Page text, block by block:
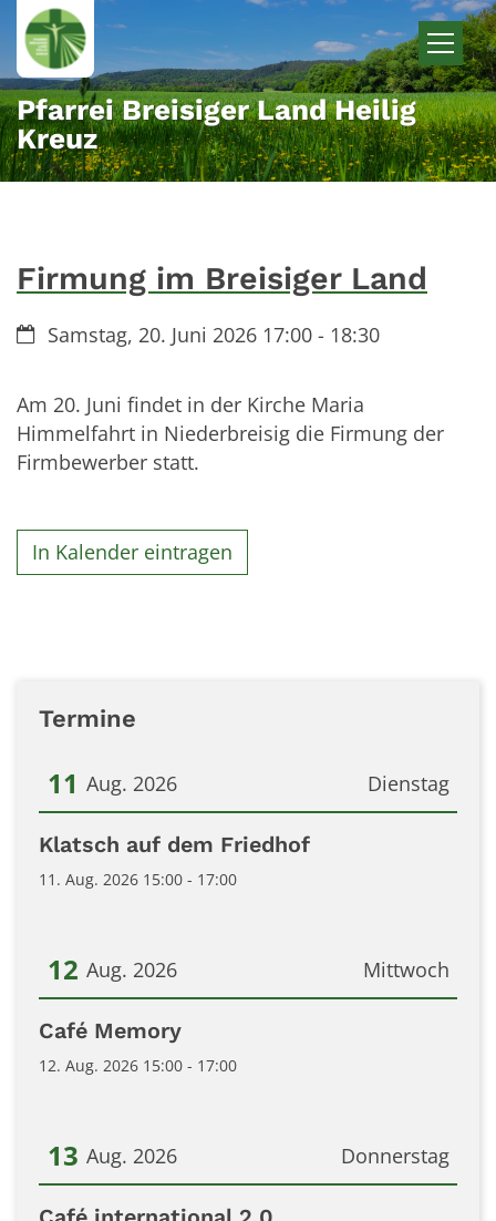
Zum Inhalt springen
Pfarrei Breisiger Land Heilig
Kreuz
Firmung im Breisiger Land
Datum:Samstag, 20. Juni 2026 17:00 - 18:30
Am 20. Juni findet in der Kirche Maria
Himmelfahrt in Niederbreisig die Firmung der
Firmbewerber statt.
In Kalender eintragen
Termine
Dienstag
11 Aug. 2026
Datum: 11. August 2026
Klatsch auf dem Friedhof
11. Aug. 2026 15:00 - 17:00
Mittwoch
12 Aug. 2026
Datum: 12. August 2026
Café Memory
12. Aug. 2026 15:00 - 17:00
Donnerstag
13 Aug. 2026
Datum: 13. August 2026